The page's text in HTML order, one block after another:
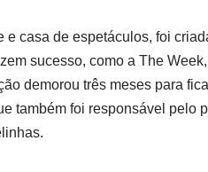
e casa de espetáculos, foi
sucesso, como a The
demorou três meses para
também foi responsável pelo